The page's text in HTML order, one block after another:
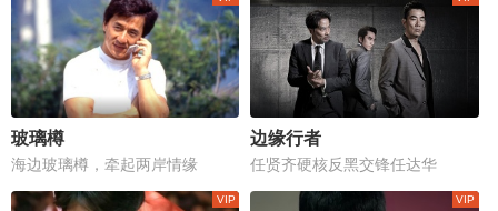
玻璃樽
海边玻璃樽，牵起两岸情缘
边缘行者
任贤齐硬核反黑交锋任达华